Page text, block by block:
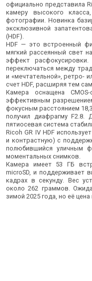
официально представила
камеру высокого
фотографии. Новинка
эксклюзивной
(HDF).
​HDF — это встроенный
мягкий рассеянный свет
эффект
переключаться между
и «мечтательной», ретро-
счет HDF, расширяя тем
​Камера оснащена
эффективным
фокусным расстоянием
получил диафрагму F2.8.
пятиосевая система
​Ricoh GR IV HDF
и контрастную) с
полюбившийся уличным
моментальных снимков.
​Камера имеет 53 ГБ
microSD, и поддерживает
кадрах в секунду. Вес
около 262 граммов.
зимой 2025 года, но её